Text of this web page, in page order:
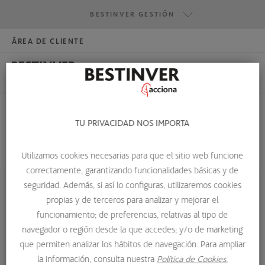
BESTINVER GESTIÓN
BESTINVER SECURITIES
ÁREA DE CLIENTE
Due diligence
La due diligence (o diligencia debida) es un proceso
integral y sistemático de investigación y evaluación que se
TU PRIVACIDAD NOS IMPORTA
Utilizamos cookies necesarias para que el sitio web funcione
correctamente, garantizando funcionalidades básicas y de
seguridad. Además, si así lo configuras, utilizaremos cookies
propias y de terceros para analizar y mejorar el
funcionamiento; de preferencias, relativas al tipo de
navegador o región desde la que accedes; y/o de marketing
que permiten analizar los hábitos de navegación. Para ampliar
la información, consulta nuestra Política de Cookies.